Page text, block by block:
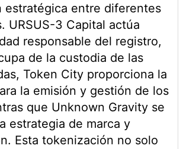
estratégica entre diferentes
URSUS-3 Capital actúa
responsable del registro,
de la custodia de las
Token City proporciona la
la emisión y gestión de los
que Unknown Gravity se
estrategia de marca y
Esta tokenización no solo